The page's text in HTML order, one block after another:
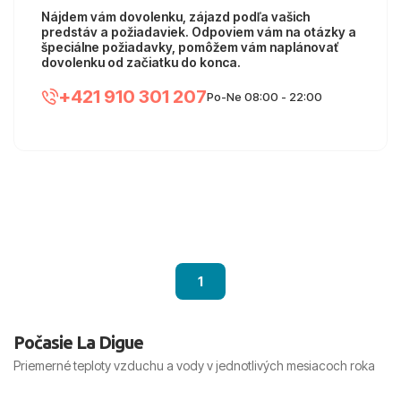
Nájdem vám dovolenku, zájazd podľa vašich
predstáv a požiadaviek. Odpoviem vám na otázky a
špeciálne požiadavky, pomôžem vám naplánovať
dovolenku od začiatku do konca.
+421 910 301 207Po-Ne 08:00 - 22:00
1
Počasie La Digue
Priemerné teploty vzduchu a vody v jednotlivých mesiacoch roka